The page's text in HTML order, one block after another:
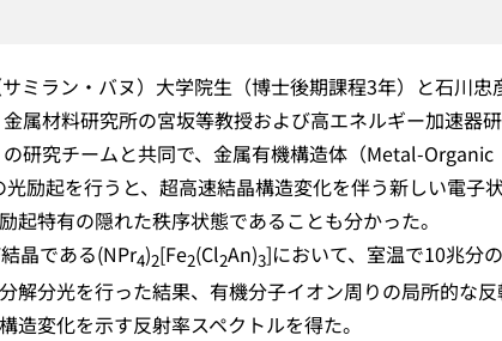
ミラン・バヌ）大学院生（博士後期課程3年）と石川忠
属材料研究所の宮坂等教授および高エネルギー加速器
研究チームと共同で、金属有機構造体（Metal-Organic
励起を行うと、超高速結晶構造変化を伴う新しい電子
特有の隠れた秩序状態であることも分かった。
晶である(NPr4)2[Fe2(Cl2An)3]において、室温で10兆分
解分光を行った結果、有機分子イオン周りの局所的な
変化を示す反射率スペクトルを得た。